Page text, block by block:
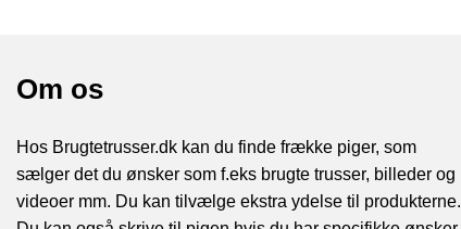
Om os
Hos Brugtetrusser.dk kan du finde frække piger, som
sælger det du ønsker som f.eks brugte trusser, billeder og
videoer mm. Du kan tilvælge ekstra ydelse til produkterne.